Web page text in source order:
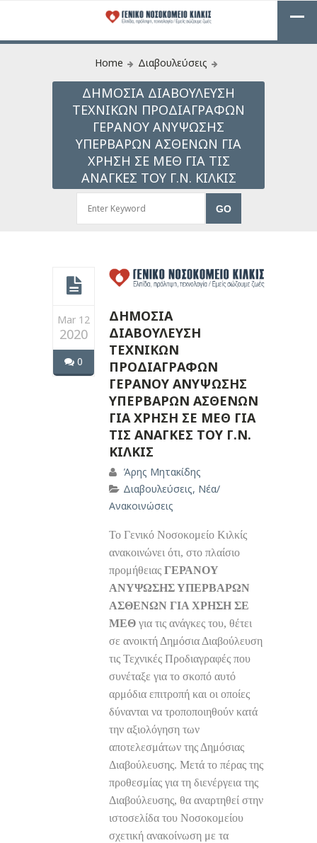
Home Διαβουλεύσεις
ΔΗΜΟΣΙΑ ΔΙΑΒΟΥΛΕΥΣΗ
ΤΕΧΝΙΚΩΝ ΠΡΟΔΙΑΓΡΑΦΩΝ
ΓΕΡΑΝΟΥ ΑΝΥΨΩΣΗΣ
ΥΠΕΡΒΑΡΩΝ ΑΣΘΕΝΩΝ ΓΙΑ
ΧΡΗΣΗ ΣΕ ΜΕΘ ΓΙΑ ΤΙΣ
ΑΝΑΓΚΕΣ ΤΟΥ Γ.Ν. ΚΙΛΚΙΣ
Mar 12
2020
0
ΔΗΜΟΣΙΑ
ΔΙΑΒΟΥΛΕΥΣΗ
ΤΕΧΝΙΚΩΝ
ΠΡΟΔΙΑΓΡΑΦΩΝ
ΓΕΡΑΝΟΥ ΑΝΥΨΩΣΗΣ
ΥΠΕΡΒΑΡΩΝ ΑΣΘΕΝΩΝ
ΓΙΑ ΧΡΗΣΗ ΣΕ ΜΕΘ ΓΙΑ
ΤΙΣ ΑΝΑΓΚΕΣ ΤΟΥ Γ.Ν.
ΚΙΛΚΙΣ
Άρης Μητακίδης
Διαβουλεύσεις, Νέα/
Ανακοινώσεις
Το Γενικό Νοσοκομείο Κιλκίς
ανακοινώνει ότι, στο πλαίσιο
προμήθειας ΓΕΡΑΝΟΥ
ΑΝΥΨΩΣΗΣ ΥΠΕΡΒΑΡΩΝ
ΑΣΘΕΝΩΝ ΓΙΑ ΧΡΗΣΗ ΣΕ
ΜΕΘ για τις ανάγκες του, θέτει
σε ανοικτή Δημόσια Διαβούλευση
τις Τεχνικές Προδιαγραφές που
συνέταξε για το σκοπό αυτό
αρμόδια επιτροπή και οι οποίες
δύνανται να τροποποιηθούν κατά
την αξιολόγηση των
αποτελεσμάτων της Δημόσιας
Διαβούλευσης. Μετά το πέρας της
προθεσμίας για τη διενέργεια της
Διαβούλευσης, θα αναρτηθεί στην
ιστοσελίδα του Νοσοκομείου
σχετική ανακοίνωση με τα